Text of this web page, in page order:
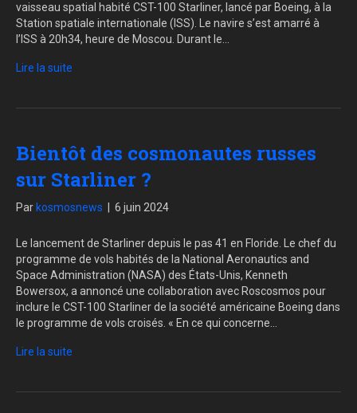
vaisseau spatial habité CST-100 Starliner, lancé par Boeing, à la
Station spatiale internationale (ISS). Le navire s’est amarré à
l’ISS à 20h34, heure de Moscou. Durant le…
Lire la suite
Bientôt des cosmonautes russes
sur Starliner ?
Par kosmosnews 6 juin 2024
Le lancement de Starliner depuis le pas 41 en Floride. Le chef du
programme de vols habités de la National Aeronautics and
Space Administration (NASA) des États-Unis, Kenneth
Bowersox, a annoncé une collaboration avec Roscosmos pour
inclure le CST-100 Starliner de la société américaine Boeing dans
le programme de vols croisés. « En ce qui concerne…
Lire la suite